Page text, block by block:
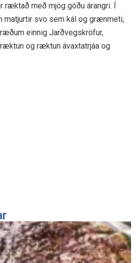
ræktað með mjög góðu árangri. Í
matjurtir svo sem kál og grænmeti,
einnig Jarðvegskröfur,
og ræktun ávaxtatrjáa og